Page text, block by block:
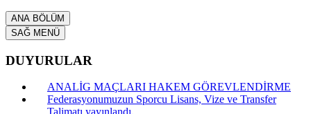
ANA BÖLÜM
SAĞ MENÜ
DUYURULAR
ANALİG MAÇLARI HAKEM GÖREVLENDİRME
Federasyonumuzun Sporcu Lisans, Vize ve Transfer